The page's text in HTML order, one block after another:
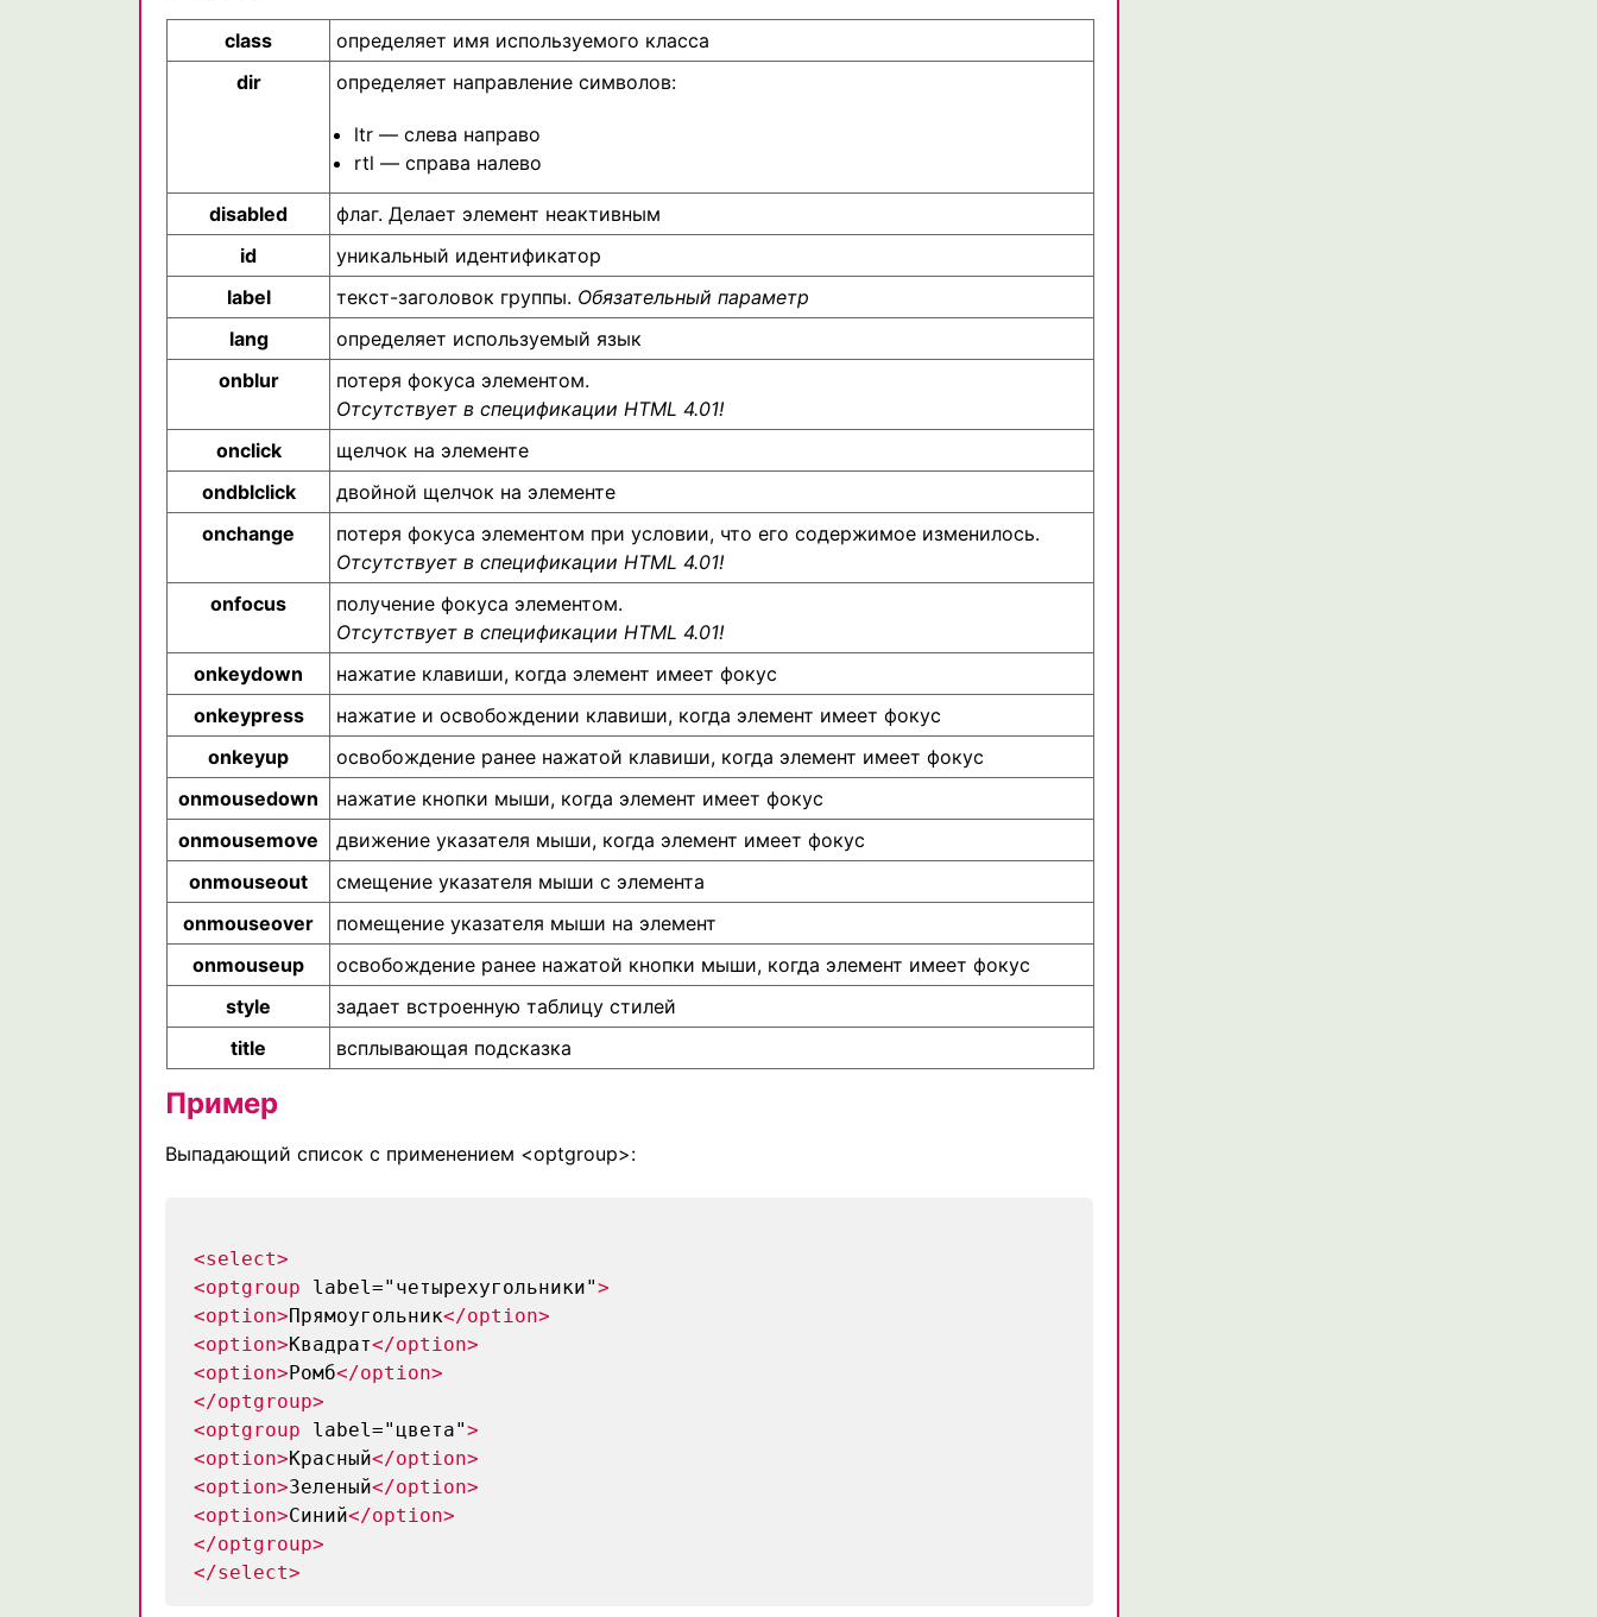
class
определяет имя используемого класса
dir
определяет направление символов:
ltr — слева направо
rtl — справа налево
disabled
флаг. Делает элемент неактивным
id
уникальный идентификатор
label
текст-заголовок группы. Обязательный параметр
lang
определяет используемый язык
onblur
потеря фокуса элементом.
Отсутствует в спецификации HTML 4.01!
onclick
щелчок на элементе
ondblclick
двойной щелчок на элементе
onchange
потеря фокуса элементом при условии, что его содержимое изменилось.
Отсутствует в спецификации HTML 4.01!
onfocus
получение фокуса элементом.
Отсутствует в спецификации HTML 4.01!
onkeydown
нажатие клавиши, когда элемент имеет фокус
onkeypress
нажатие и освобождении клавиши, когда элемент имеет фокус
onkeyup
освобождение ранее нажатой клавиши, когда элемент имеет фокус
onmousedown
нажатие кнопки мыши, когда элемент имеет фокус
onmousemove
движение указателя мыши, когда элемент имеет фокус
onmouseout
смещение указателя мыши с элемента
onmouseover
помещение указателя мыши на элемент
onmouseup
освобождение ранее нажатой кнопки мыши, когда элемент имеет фокус
style
задает встроенную таблицу стилей
title
всплывающая подсказка
Пример
Выпадающий список с применением <optgroup>:
<select>
<optgroup label="четырехугольники">
<option>Прямоугольник</option>
<option>Квадрат</option>
<option>Ромб</option>
</optgroup>
<optgroup label="цвета">
<option>Красный</option>
<option>Зеленый</option>
<option>Синий</option>
</optgroup>
</select>